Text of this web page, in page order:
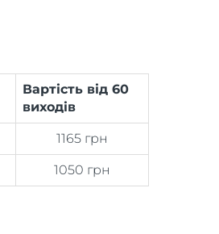
Вартість від 60
виходів
1165 грн
1050 грн